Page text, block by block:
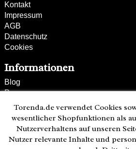
Kontakt
Impressum
AGB
Datenschutz
Cookies
Informationen
Blog
Presse
Partner
Versand und Zahlung
Bestellung wiederrufen
Kunden-Hotline
Torenda.de verwendet Cookies
wesentlicher Shopfunktionen als
Nutzerverhaltens auf unseren
Nutzer relevante Inhalte und